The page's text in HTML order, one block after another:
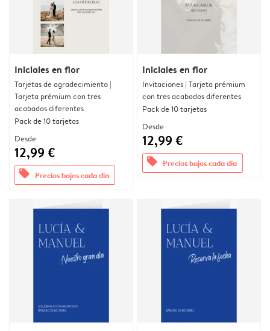
Iniciales en flor
Tarjetas de agradecimiento |
Tarjeta prémium con tres
acabados diferentes
Pack de 10 tarjetas
Desde
12,99 €
offers Precios bajos cada día
Iniciales en flor
Invitaciones | Tarjeta prémium
con tres acabados diferentes
Pack de 10 tarjetas
Desde
12,99 €
offers Precios bajos cada día